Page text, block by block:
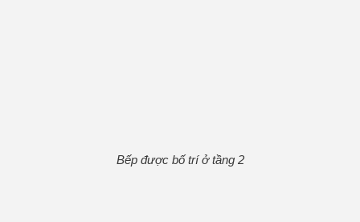
Bếp được bố trí ở tầng 2